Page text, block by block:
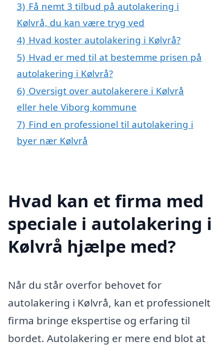
3) Få nemt 3 tilbud på autolakering i
Kølvrå, du kan være tryg ved
4) Hvad koster autolakering i Kølvrå?
5) Hvad er med til at bestemme prisen på
autolakering i Kølvrå?
6) Oversigt over autolakerere i Kølvrå
eller hele Viborg kommune
7) Find en professionel til autolakering i
byer nær Kølvrå
Hvad kan et firma med
speciale i autolakering i
Kølvrå hjælpe med?
Når du står overfor behovet for
autolakering i Kølvrå, kan et professionelt
firma bringe ekspertise og erfaring til
bordet. Autolakering er mere end blot at